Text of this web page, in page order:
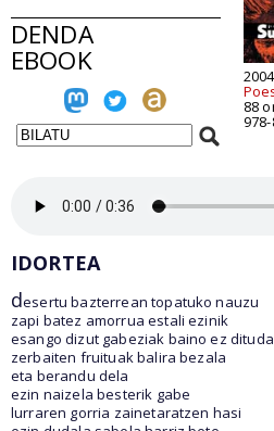
DENDA
EBOOK
88
IDORTEA
desertu bazterrean topatuko nauzu
zapi batez amorrua estali ezinik
esango dizut gabeziak baino ez
zerbaiten fruituak balira bezala
eta berandu dela
ezin naizela besterik gabe
lurraren gorria zainetaratzen hasi